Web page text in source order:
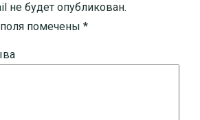
не будет опубликован.
помечены *